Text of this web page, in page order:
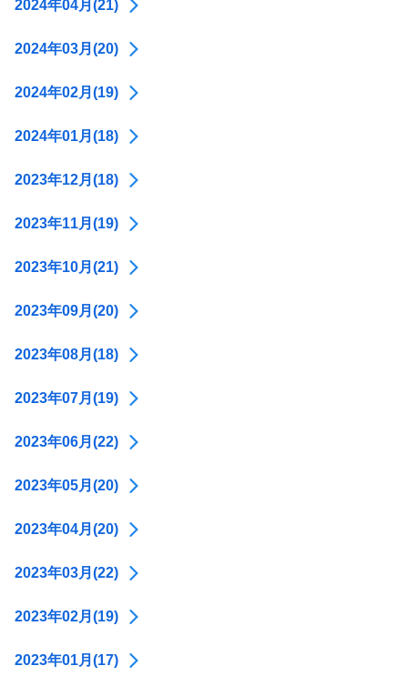
2024年04月(21)
2024年03月(20)
2024年02月(19)
2024年01月(18)
2023年12月(18)
2023年11月(19)
2023年10月(21)
2023年09月(20)
2023年08月(18)
2023年07月(19)
2023年06月(22)
2023年05月(20)
2023年04月(20)
2023年03月(22)
2023年02月(19)
2023年01月(17)